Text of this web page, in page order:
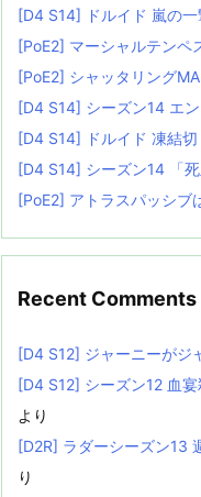
[D4 S14] ドルイド 嵐の一
[PoE2] マーシャルテンペ
[PoE2] シャッタリング
[D4 S14] シーズン14 エ
[D4 S14] ドルイド 凍結切
[D4 S14] シーズン14 「
[PoE2] アトラスパッシブ
Recent Comments
[D4 S12] ジャーニーがジ
[D4 S12] シーズン12 血
より
[D2R] ラダーシーズン13
り